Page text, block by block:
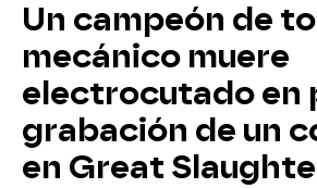
Un campeón de
mecánico muere
electrocutado en
grabación de un
en Great